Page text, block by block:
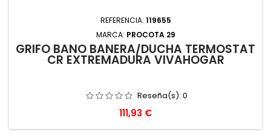
REFERENCIA: 119655
MARCA: PROCOTA 29
GRIFO BAÑO BAÑERA/DUCHA TERMOSTAT
CR EXTREMADURA VIVAHOGAR
Reseña(s): 0
Precio
111,93 €